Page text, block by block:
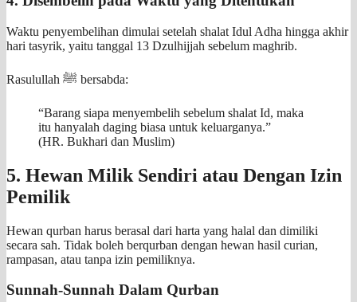
Waktu penyembelihan dimulai setelah shalat Idul Adha hingga akhir
hari tasyrik, yaitu tanggal 13 Dzulhijjah sebelum maghrib.
Rasulullah ﷺ bersabda:
“Barang siapa menyembelih sebelum shalat Id, maka
itu hanyalah daging biasa untuk keluarganya.”
(HR. Bukhari dan Muslim)
5. Hewan Milik Sendiri atau Dengan Izin
Pemilik
Hewan qurban harus berasal dari harta yang halal dan dimiliki
secara sah. Tidak boleh berqurban dengan hewan hasil curian,
rampasan, atau tanpa izin pemiliknya.
Sunnah-Sunnah Dalam Qurban